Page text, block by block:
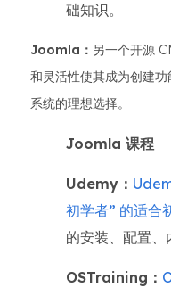
础知识。
Joomla： 另一个开源
和灵活性使其成为创建
系统的理想选择。
Joomla 课程
Udemy：
初学者” 的适合
的安装、配置、
OSTraining：